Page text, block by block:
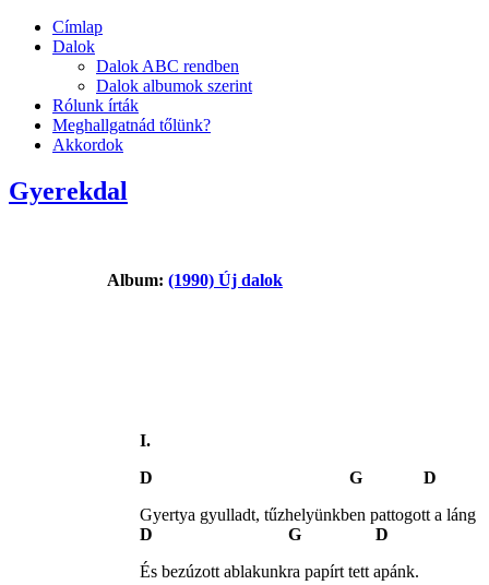
Címlap
Dalok
Dalok ABC rendben
Dalok albumok szerint
Rólunk írták
Meghallgatnád tőlünk?
Akkordok
Gyerekdal
Album: (1990) Új dalok
I.
D G D
Gyertya gyulladt, tűzhelyünkben pattogott a láng
D G D
És bezúzott ablakunkra papírt tett apánk.